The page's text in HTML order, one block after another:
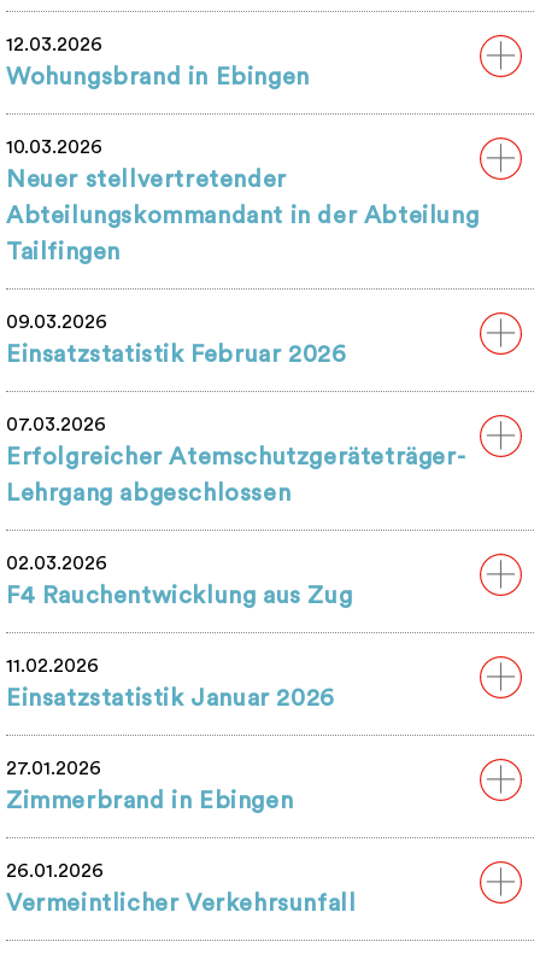
12.03.2026
Wohungsbrand in Ebingen
10.03.2026
Neuer stellvertretender
Abteilungskommandant in der Abteilung
Tailfingen
09.03.2026
Einsatzstatistik Februar 2026
07.03.2026
Erfolgreicher Atemschutzgeräteträger-
Lehrgang abgeschlossen
02.03.2026
F4 Rauchentwicklung aus Zug
11.02.2026
Einsatzstatistik Januar 2026
27.01.2026
Zimmerbrand in Ebingen
26.01.2026
Vermeintlicher Verkehrsunfall